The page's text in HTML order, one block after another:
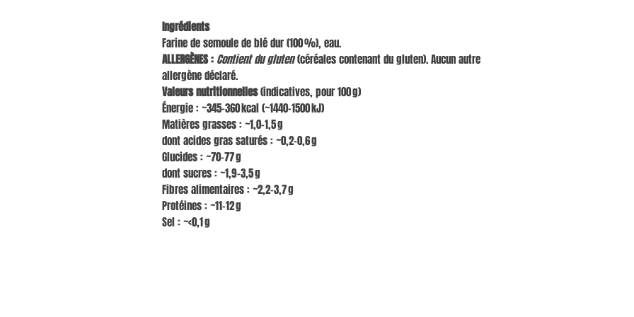
Ingrédients
Farine de semoule de blé dur (100 %), eau.
ALLERGÈNES : Contient du gluten(céréales contenant du gluten). Aucun autre
allergène déclaré.
Valeurs nutritionnelles(indicatives, pour 100 g)
Énergie : ~345–360 kcal (~1440–1500 kJ)
Matières grasses : ~1,0–1,5 g
dont acides gras saturés : ~0,2–0,6 g
Glucides : ~70–77 g
dont sucres : ~1,9–3,5 g
Fibres alimentaires : ~2,2–3,7 g
Protéines : ~11–12 g
Sel : ~<0,1 g